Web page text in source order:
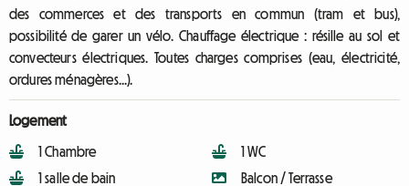
des commerces et des transports en commun (tram et bus),
possibilité de garer un vélo. Chauffage électrique : résille au sol et
convecteurs électriques. Toutes charges comprises (eau, électricité,
ordures ménagères...).
Logement
1 Chambre
1 salle de bain
1 WC
Balcon / Terrasse